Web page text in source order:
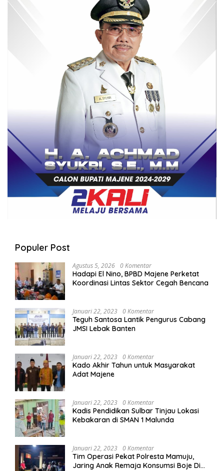
Populer Post
Agustus 5, 2026 0 Komentar
Hadapi El Nino, BPBD Majene Perketat
Koordinasi Lintas Sektor Cegah Bencana
Januari 22, 2023 0 Komentar
Teguh Santosa Lantik Pengurus Cabang
JMSI Lebak Banten
Januari 22, 2023 0 Komentar
Kado Akhir Tahun untuk Masyarakat
Adat Majene
Januari 22, 2023 0 Komentar
Kadis Pendidikan Sulbar Tinjau Lokasi
Kebakaran di SMAN 1 Malunda
Januari 22, 2023 0 Komentar
Tim Operasi Pekat Polresta Mamuju,
Jaring Anak Remaja Konsumsi Boje Di